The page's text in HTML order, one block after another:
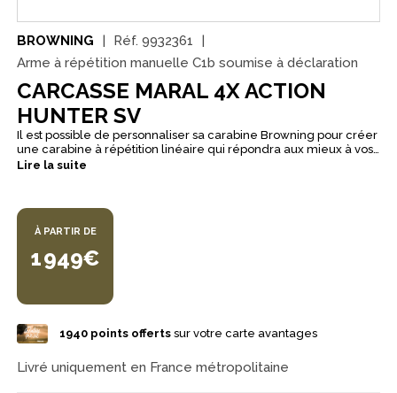
BROWNING Réf. 9932361
Arme à répétition manuelle C1b soumise à déclaration
CARCASSE MARAL 4X ACTION
HUNTER SV
Il est possible de personnaliser sa carabine Browning pour créer
une carabine à répétition linéaire qui répondra aux mieux à vos
attentes. La Maral 4X peut être configurée selon le choix de la
de visée. Est proposé ici le canon ainsi que le système de
culasse pour la Browning MARAL 4X Action Hunter : canon fileté
M14X1., de calibre 30-06 sans organe de visée. Ce n'est pas la
carabine en intégral. Le produit comprend le système action : le
canon fluté finition noir mat ainsi que le système de culasse.
Lire la suite
À PARTIR DE
1 949€
1940points offertssur votre carte avantages
Livré uniquement en France métropolitaine